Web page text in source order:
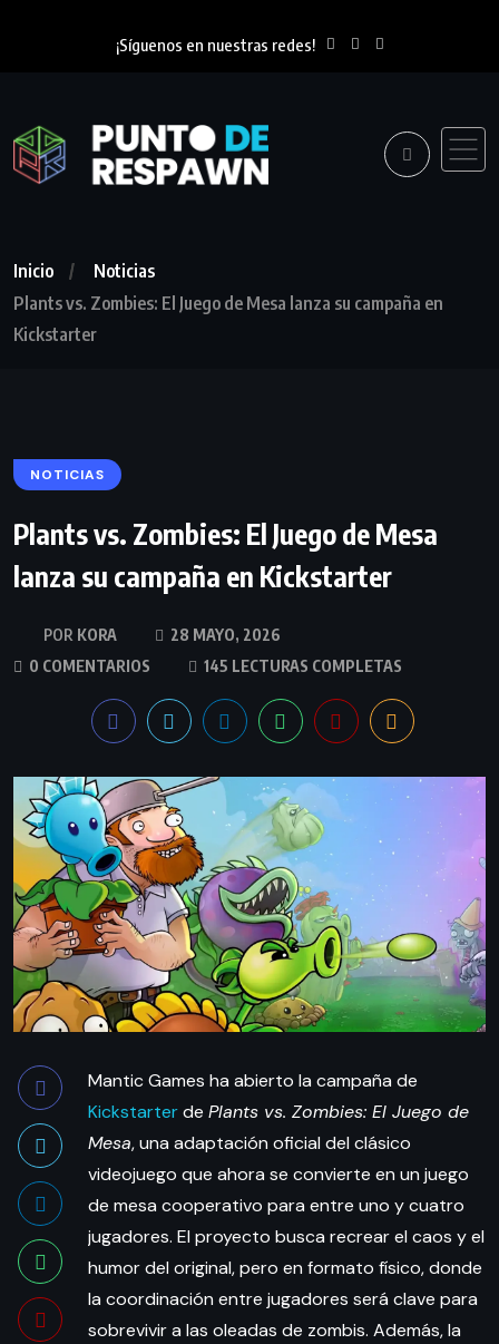
¡Síguenos en nuestras redes!
Inicio
Noticias
Plants vs. Zombies: El Juego de Mesa lanza su campaña en
Kickstarter
NOTICIAS
Plants vs. Zombies: El Juego de Mesa
lanza su campaña en Kickstarter
KORA
28 MAYO, 2026
0 COMENTARIOS
145 LECTURAS COMPLETAS
Mantic Games ha abierto la campaña de
Kickstarterde Plants vs. Zombies: El Juego de
Mesa, una adaptación oficial del clásico
videojuego que ahora se convierte en un juego
de mesa cooperativo para entre uno y cuatro
jugadores. El proyecto busca recrear el caos y el
humor del original, pero en formato físico, donde
la coordinación entre jugadores será clave para
sobrevivir a las oleadas de zombis. Además, la